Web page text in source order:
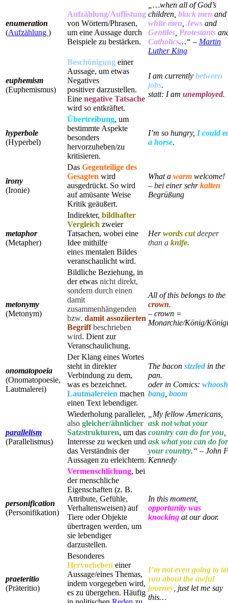
enumeration
(Aufzählung )
Aufzählung/Auflistung
von Wörtern/Phrasen,
um eine Aussage durch
Beispiele zu bestärken.
„…when all of God’s
children, black men and
white men, Jews and
Gentiles, Protestants
Catholics…“ – Martin
Luther King
euphemism
(Euphemismus)
Beschönigung einer
Aussage, um etwas
Negatives
positiver darzustellen.
Eine negative Tatsache
wird so entkräftet.
I am currently between
jobs.
statt: I am unemployed.
hyperbole
(Hyperbel)
Übertreibung, um
bestimmte Aspekte
besonders
hervorzuheben/zu
kritisieren.
I’m so hungry, I could
a horse.
irony
(Ironie)
Das Gegenteilige des
Gesagten wird
ausgedrückt. So wird
auf amüsante Weise
Kritik geäußert.
What a warm welcome!
– bei einer sehrkalten
Begrüßung
metaphor
(Metapher)
Indirekter, bildhafter
Vergleich zweier
Tatsachen, wobei eine
Idee mithilfe
eines mentalen Bildes
veranschaulicht wird.
Herwords cutdeeper
than a knife.
metonymy
(Metonym)
Bildliche Beziehung, in
der etwas nicht direkt,
sondern durch einen
damit
zusammenhängenden
bzw. damit assoziierten
Begriffbeschrieben
wird. Dient zur
Veranschaulichung.
All of this belongs to the
crown.
– crown =
Monarchie/König/
onomatopoeia
(Onomatopoesie,
Lautmalerei)
Der Klang eines Wortes
steht in direkter
Verbindung zu dem,
was es bezeichnet.
Lautmalereien machen
einen Text lebendiger.
The bacon sizzled in the
pan.
oder in Comics: whoosh
bang, boom
parallelism
(Parallelismus)
Wiederholung paralleler,
also gleicher/ähnlicher
Satzstrukturen, um das
Interesse zu wecken und
das Verständnis der
Aussagen zu erleichtern.
„My fellow Americans,
ask not what your
country can do for you,
ask what you can do for
your country.“ – John
Kennedy
personification
(Personifikation)
Vermenschlichung, bei
der menschliche
Eigenschaften (z. B.
Attribute, Gefühle,
Verhaltensweisen) auf
Tiere oder Objekte
übertragen werden, um
sie lebendiger
darzustellen.
In this moment,
opportunity was
knocking at our door.
praeteritio
(Präteritio)
Besonderes
Hervorheben einer
Aussage/eines Themas,
indem vorgegeben wird,
es zu übergehen. Häufig
I’m not even going to
you about the awful
journey, just let me say
this…